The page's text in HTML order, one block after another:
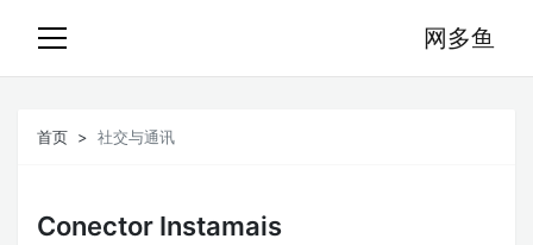
网多鱼
首页 社交与通讯
Conector Instamais